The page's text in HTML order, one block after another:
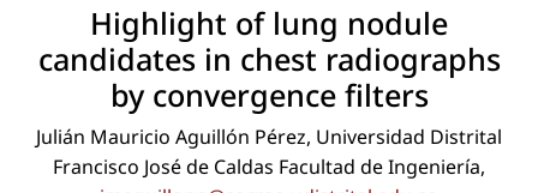
Highlight of lung nodule
candidates in chest radiographs
by convergence ﬁlters
Julián Mauricio Aguillón Pérez, Universidad Distrital
Francisco José de Caldas Facultad de Ingeniería,